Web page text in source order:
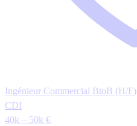
Ingénieur Commercial BtoB (H/F)
CDI
40k – 50k €